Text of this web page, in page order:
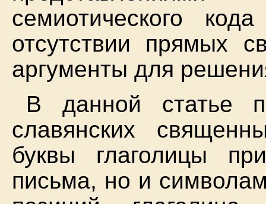
семиотического
отсутствии прямых
аргументы для
В данной статье
славянских
буквы глаголицы
письма, но и